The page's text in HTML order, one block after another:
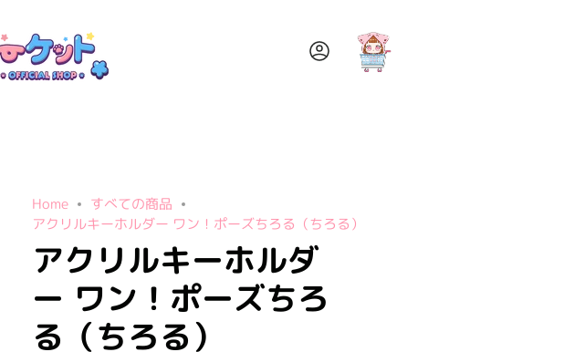
ア
Home
すべての商品
アクリルキーホルダー ワン！ポーズちろる（ちろる）
アクリルキーホルダ
ー ワン！ポーズちろ
る（ちろる）